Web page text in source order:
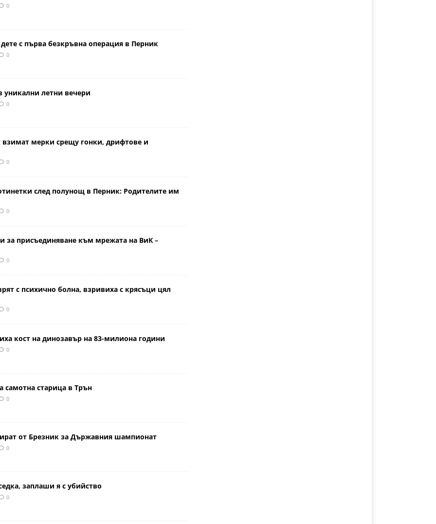
0
с първа безкръвна операция в Перник
0
летни вечери
0
мерки срещу гонки, дрифтове и
0
след полунощ в Перник: Родителите им
0
за присъединяване към мрежата на ВиК –
0
с психично болна, взривиха с крясъци цял
0
кост на динозавър на 83-милиона години
0
самотна старица в Трън
0
от Брезник за Държавния шампионат
0
заплаши я с убийство
0